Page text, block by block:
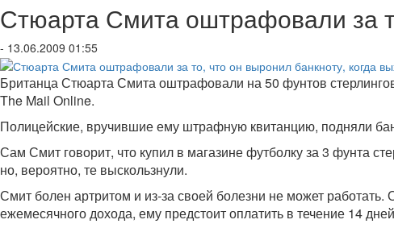
Стюарта Смита оштрафовали за
- 13.06.2009 01:55
Британца Стюарта Смита оштрафовали на 50 фунтов
The Mail Online.
Полицейские, вручившие ему штрафную квитанцию, подняли
Сам Смит говорит, что купил в магазине футболку за 3 фунта
но, вероятно, те выскользнули.
Смит болен артритом и из-за своей болезни не может
ежемесячного дохода, ему предстоит оплатить в течение 14